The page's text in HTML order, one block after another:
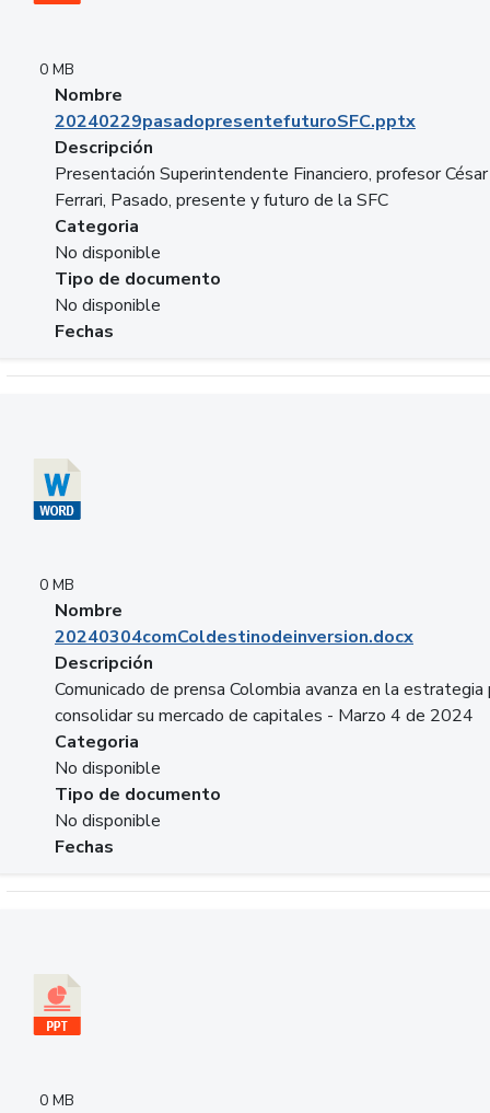
0 MB
Nombre
20240229pasadopresentefuturoSFC.pptx
Descripción
Presentación Superintendente Financiero, profesor César
Ferrari, Pasado, presente y futuro de la SFC
Categoria
No disponible
Tipo de documento
No disponible
Fechas
0 MB
Nombre
20240304comColdestinodeinversion.docx
Descripción
Comunicado de prensa Colombia avanza en la estrategia
consolidar su mercado de capitales - Marzo 4 de 2024
Categoria
No disponible
Tipo de documento
No disponible
Fechas
0 MB